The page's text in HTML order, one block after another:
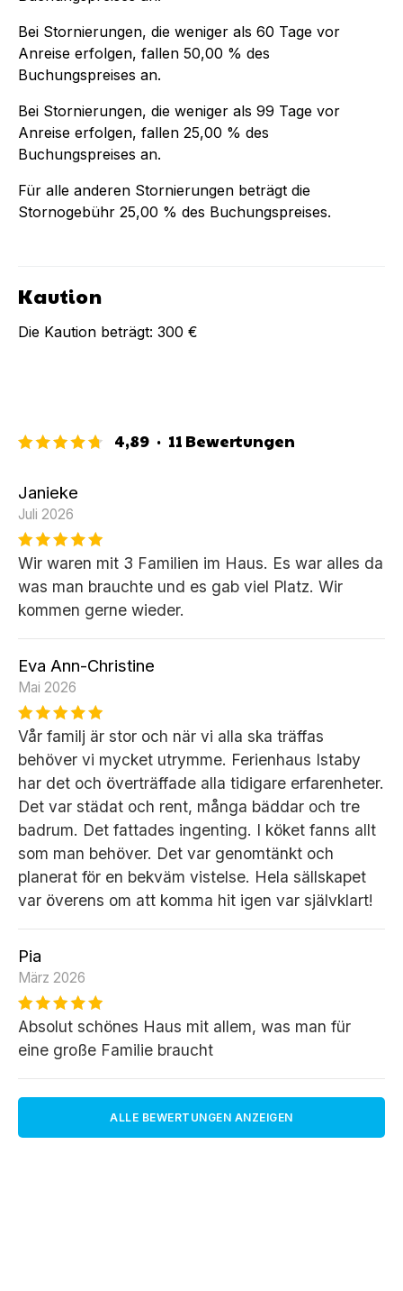
Bei Stornierungen, die weniger als 60 Tage vor
Anreise erfolgen, fallen 50,00 % des
Buchungspreises an.
Bei Stornierungen, die weniger als 99 Tage vor
Anreise erfolgen, fallen 25,00 % des
Buchungspreises an.
Für alle anderen Stornierungen beträgt die
Stornogebühr 25,00 % des Buchungspreises.
Kaution
Die Kaution beträgt: 300 €
4,89 · 11 Bewertungen
Janieke
Juli 2026
Wir waren mit 3 Familien im Haus. Es war alles da
was man brauchte und es gab viel Platz. Wir
kommen gerne wieder.
Eva Ann-Christine
Mai 2026
Vår familj är stor och när vi alla ska träffas
behöver vi mycket utrymme. Ferienhaus Istaby
har det och överträffade alla tidigare erfarenheter.
Det var städat och rent, många bäddar och tre
badrum. Det fattades ingenting. I köket fanns allt
som man behöver. Det var genomtänkt och
planerat för en bekväm vistelse. Hela sällskapet
var överens om att komma hit igen var självklart!
Pia
März 2026
Absolut schönes Haus mit allem, was man für
eine große Familie braucht
ALLE BEWERTUNGEN ANZEIGEN